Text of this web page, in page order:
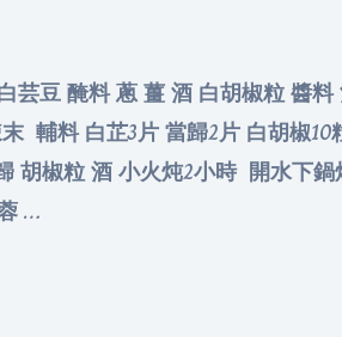
芸豆 醃料 蔥 薑 酒 白胡椒粒 醬
輔料 白芷3片 當歸2片 白胡椒
胡椒粒 酒 小火炖2小時 開水下
…